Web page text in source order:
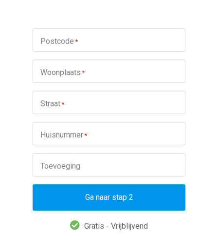
Postcode *
Woonplaats *
Straat*
Huisnummer*
Toevoeging
Ga naar stap 2
Gratis - Vrijblijvend